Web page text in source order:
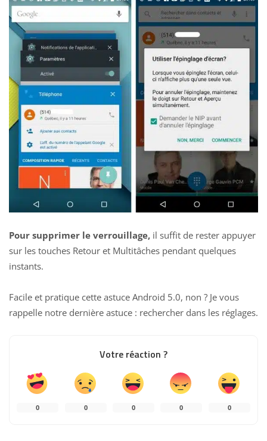
Pour supprimer le verrouillage, il suffit de rester appuyer
sur les touches Retour et Multitâches pendant quelques
instants.
Facile et pratique cette astuce Android 5.0, non ? Je vous
rappelle notre dernière astuce : rechercher dans les réglages.
Votre réaction ?
0 0 0 0 0